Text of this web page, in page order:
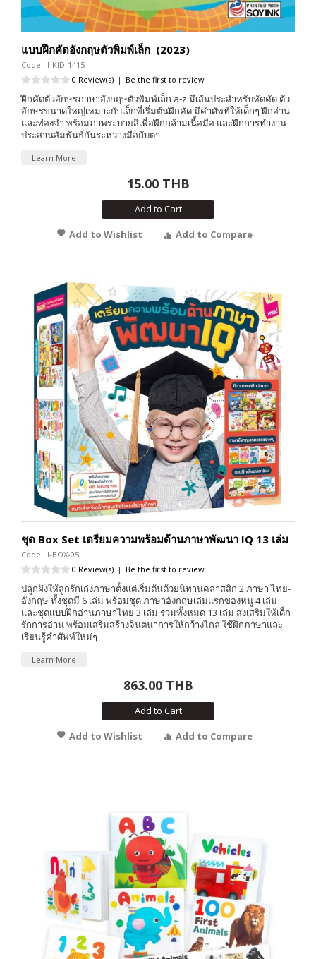
แบบฝึกคัดอังกฤษตัวพิมพ์เล็ก (2023)
Code : I-KID-1415
0 Review(s) | Be the first to review
ฝึกคัดตัวอักษรภาษาอังกฤษตัวพิมพ์เล็ก a-z มีเส้นประสำหรับหัดคัด ตัว
อักษรขนาดใหญ่เหมาะกับเด็กที่เริ่มต้นฝึกคัด มีคำศัพท์ให้เด็กๆ ฝึกอ่าน
และท่องจำ พร้อมภาพระบายสีเพื่อฝึกกล้ามเนื้อมือ และฝึกการทำงาน
ประสานสัมพันธ์กันระหว่างมือกับตา
Learn More
15.00 THB
Add to Cart
Add to Wishlist
Add to Compare
ชุด Box Set เตรียมความพร้อมด้านภาษาพัฒนา IQ 13 เล่ม
Code : I-BOX-05
0 Review(s) | Be the first to review
ปลูกฝังให้ลูกรักเก่งภาษาตั้งแต่เริ่มต้นด้วยนิทานคลาสสิก 2 ภาษา ไทย-
อังกฤษ ทั้งชุดมี 6 เล่ม พร้อมชุด ภาษาอังกฤษเล่มแรกของหนู 4 เล่ม
และชุดแบบฝึกอ่านภาษาไทย 3 เล่ม รวมทั้งหมด 13 เล่ม ส่งเสริมให้เด็ก
รักการอ่าน พร้อมเสริมสร้างจินตนาการให้กว้างไกล ใช้ฝึกภาษาและ
เรียนรู้คำศัพท์ใหม่ๆ
Learn More
863.00 THB
Add to Cart
Add to Wishlist
Add to Compare